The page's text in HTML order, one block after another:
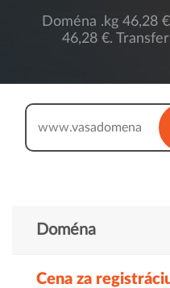
Doména .kg 46,28
46,28 €.
www.
Doména
Cena za